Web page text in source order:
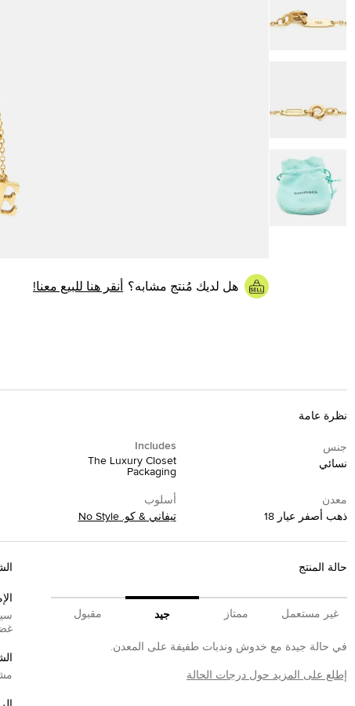
هل لديك مُنتج مشابه؟ أنقر هنا للبيع معنا!
نظرة عامة
جنس
نسائي
Includes
The Luxury Closet
Packaging
معدن
ذهب أصفر عيار 18
أسلوب
تيفاني & كو. No Style
حالة المنتج
غير مستعمل ممتاز جيد مقبول
في حالة جيدة مع خدوش وندبات طفيفة على المعدن.
إطلع على المزيد حول درجات الحالة